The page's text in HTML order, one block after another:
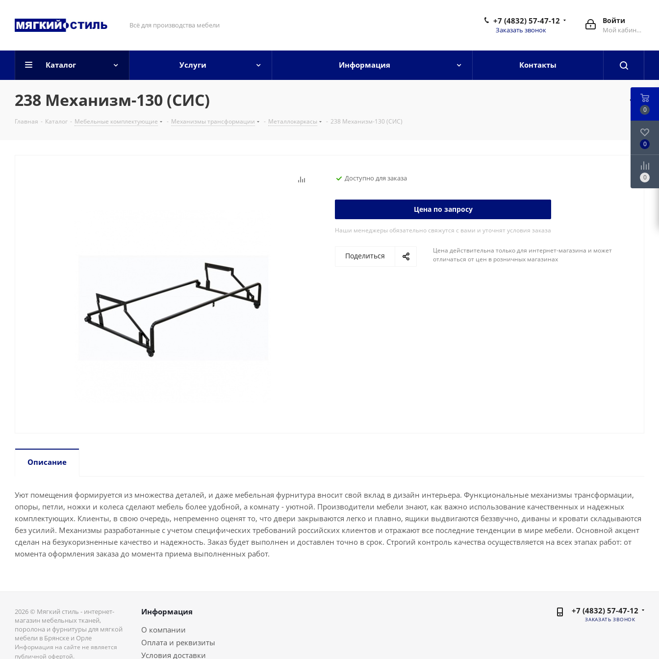
Всё для производства мебели Войти
Мой кабинет
+7 (4832) 57-47-12
Заказать звонок
Каталог Услуги Информация Контакты
238 Механизм-130 (СИС)
Главная - Каталог - Мебельные комплектующие - Механизмы трансформации - Металлокаркасы - 238 Механизм-130 (СИС)
Доступно для заказа
Цена по запросу
Наши менеджеры обязательно свяжутся с вами и уточнят условия заказа
Поделиться
Цена действительна только для интернет-магазина и может
отличаться от цен в розничных магазинах
Описание
Уют помещения формируется из множества деталей, и даже мебельная фурнитура вносит свой вклад в дизайн интерьера. Функциональные механизмы трансформации,
опоры, петли, ножки и колеса сделают мебель более удобной, а комнату - уютной. Производители мебели знают, как важно использование качественных и надежных
комплектующих. Клиенты, в свою очередь, непременно оценят то, что двери закрываются легко и плавно, ящики выдвигаются беззвучно, диваны и кровати складываются
без усилий. Механизмы разработанные с учетом специфических требований российских клиентов и отражают все последние тенденции в мире мебели. Основной акцент
сделан на безукоризненные качество и надежность. Заказ будет выполнен и доставлен точно в срок. Строгий контроль качества осуществляется на всех этапах работ: от
момента оформления заказа до момента приема выполненных работ.
2026 © Мягкий стиль - интернет-
магазин мебельных тканей,
поролона и фурнитуры для мягкой
мебели в Брянске и Орле
Информация на сайте не является
публичной офертой.
Информация
О компании
Оплата и реквизиты
Условия доставки
+7 (4832) 57-47-12
ЗАКАЗАТЬ ЗВОНОК
0
0
0